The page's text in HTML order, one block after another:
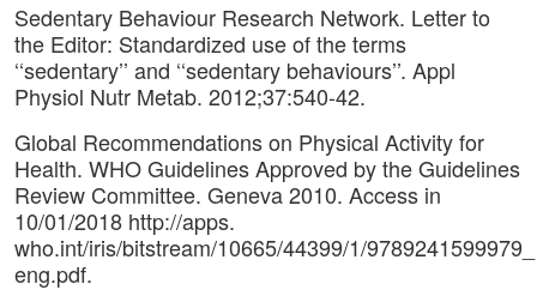
Sedentary Behaviour Research Network. Letter to
the Editor: Standardized use of the terms
‘‘sedentary’’ and ‘‘sedentary behaviours’’. Appl
Physiol Nutr Metab. 2012;37:540-42.
Global Recommendations on Physical Activity for
Health. WHO Guidelines Approved by the Guidelines
Review Committee. Geneva 2010. Access in
10/01/2018 http://apps.
who.int/iris/bitstream/10665/44399/1/9789241599979_
eng.pdf.